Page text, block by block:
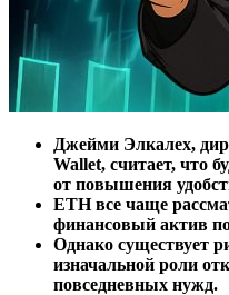
Джейми Элкалех,
Wallet, считает, что
от повышения
ETH все чаще
финансовый актив
Однако существует
изначальной роли
повседневных нужд.